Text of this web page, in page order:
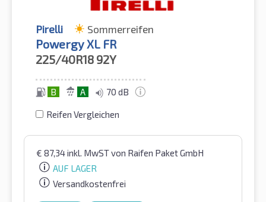
Pirelli Sommerreifen
Powergy XL FR
225/40R18 92Y
B A 70 dB
Reifen Vergleichen
€ 87,34inkl. MwSTvon Raifen Paket GmbH
AUF LAGER
Versandkostenfrei